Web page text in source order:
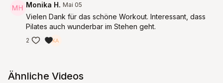
Monika H. Mai 05
Vielen Dank für das schöne Workout. Interessant, dass
Pilates auch wunderbar im Stehen geht.
2
Ähnliche Videos